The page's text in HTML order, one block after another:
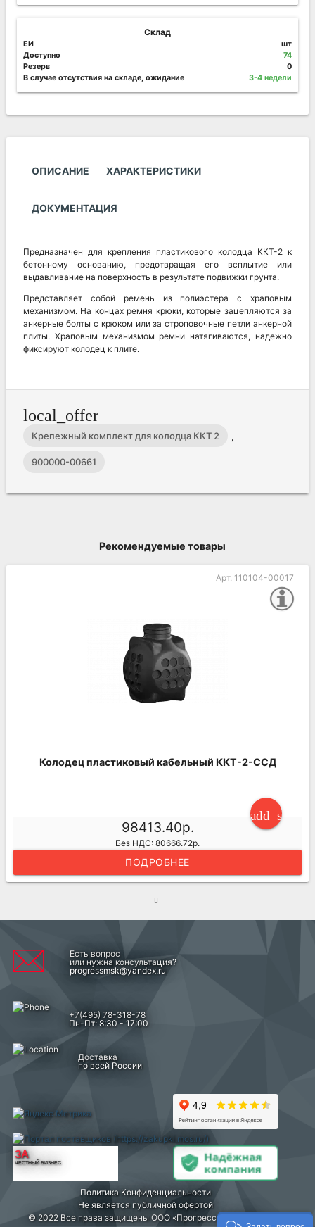
Склад
ЕИ
шт
Доступно
74
Резерв
0
В случае отсутствия на складе, ожидание
3-4 недели
ОПИСАНИЕ ХАРАКТЕРИСТИКИ
ДОКУМЕНТАЦИЯ
Предназначен для крепления пластикового колодца ККТ-2 к
бетонному основанию, предотвращая его всплытие или
выдавливание на поверхность в результате подвижки грунта.
Представляет собой ремень из полиэстера с храповым
механизмом. На концах ремня крюки, которые зацепляются за
анкерные болты с крюком или за строповочные петли анкерной
плиты. Храповым механизмом ремни натягиваются, надежно
фиксируют колодец к плите.
local_offer
Крепежный комплект для колодца ККТ 2 ,
900000-00661
Рекомендуемые товары
Арт. 110104-00017
Колодец пластиковый кабельный ККТ-2-ССД
98413.40р.
Без НДС: 80666.72р.
ПОДРОБНЕЕ
Есть вопрос
или нужна консультация?
progressmsk@yandex.ru
+7(495) 78-318-78
Пн-Пт: 8:30 - 17:00
Доставка
по всей России
ЗА
ЧЕСТНЫЙ БИЗНЕС
Политика Конфиденциальности
Не является публичной офертой
© 2022 Все права защищены ООО «Прогресс» г. Москва